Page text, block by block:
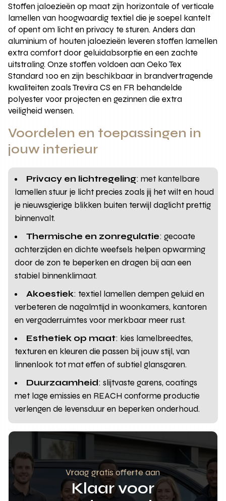
Stoffen jaloezieën op maat zijn horizontale of verticale
lamellen van hoogwaardig textiel die je soepel kantelt
of opent om licht en privacy te sturen. Anders dan
aluminium of houten jaloezieën leveren stoffen lamellen
extra comfort door geluidabsorptie en een zachte
uitstraling. Onze stoffen voldoen aan Oeko Tex
Standard 100 en zijn beschikbaar in brandvertragende
kwaliteiten zoals Trevira CS en FR behandelde
polyester voor projecten en gezinnen die extra
veiligheid wensen.
Voordelen en toepassingen in
jouw interieur
Privacy en lichtregeling: met kantelbare
lamellen stuur je licht precies zoals jij het wilt en houd
je nieuwsgierige blikken buiten terwijl daglicht prettig
binnenvalt.
Thermische en zonregulatie: gecoate
achterzijden en dichte weefsels helpen opwarming
door de zon te beperken en dragen bij aan een
stabiel binnenklimaat.
Akoestiek: textiel lamellen dempen geluid en
verbeteren de nagalmtijd in woonkamers, kantoren
en vergaderruimtes voor merkbaar meer rust.
Esthetiek op maat: kies lamelbreedtes,
texturen en kleuren die passen bij jouw stijl, van
linnenlook tot mat effen of subtiel glansgaren.
Duurzaamheid: slijtvaste garens, coatings
met lage emissies en REACH conforme productie
verlengen de levensduur en beperken onderhoud.
Vraag gratis offerte aan
Klaar voor